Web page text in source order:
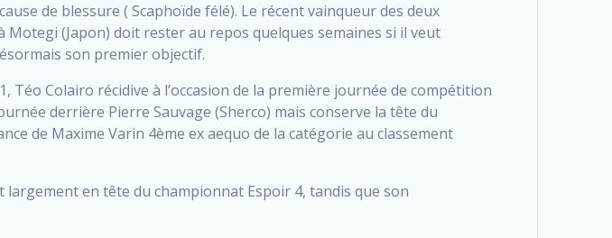
de blessure ( Scaphoïde félé). Le récent vainqueur des deux
(Japon) doit rester au repos quelques semaines si il veut
son premier objectif.
Colairo récidive à l’occasion de la première journée de compétition
derrière Pierre Sauvage (Sherco) mais conserve la tête du
de Maxime Varin 4ème ex aequo de la catégorie au classement
en tête du championnat Espoir 4, tandis que son